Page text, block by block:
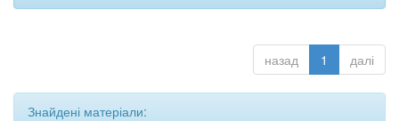
назад 1 далі
Знайдені матеріали: